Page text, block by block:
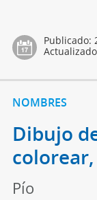
Publicado:
NOMBRES
Dibujo
Pío